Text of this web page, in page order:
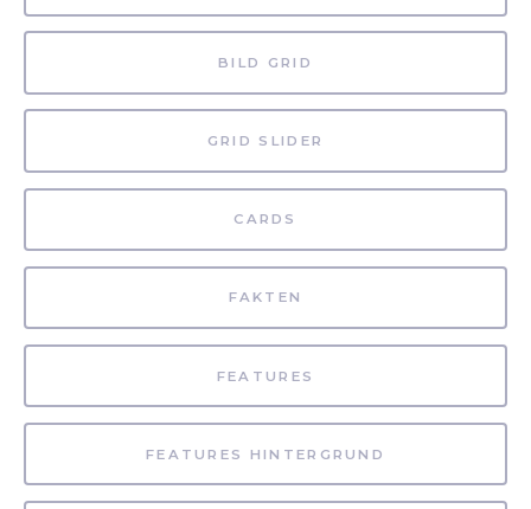
BILD GRID
GRID SLIDER
CARDS
FAKTEN
FEATURES
FEATURES HINTERGRUND